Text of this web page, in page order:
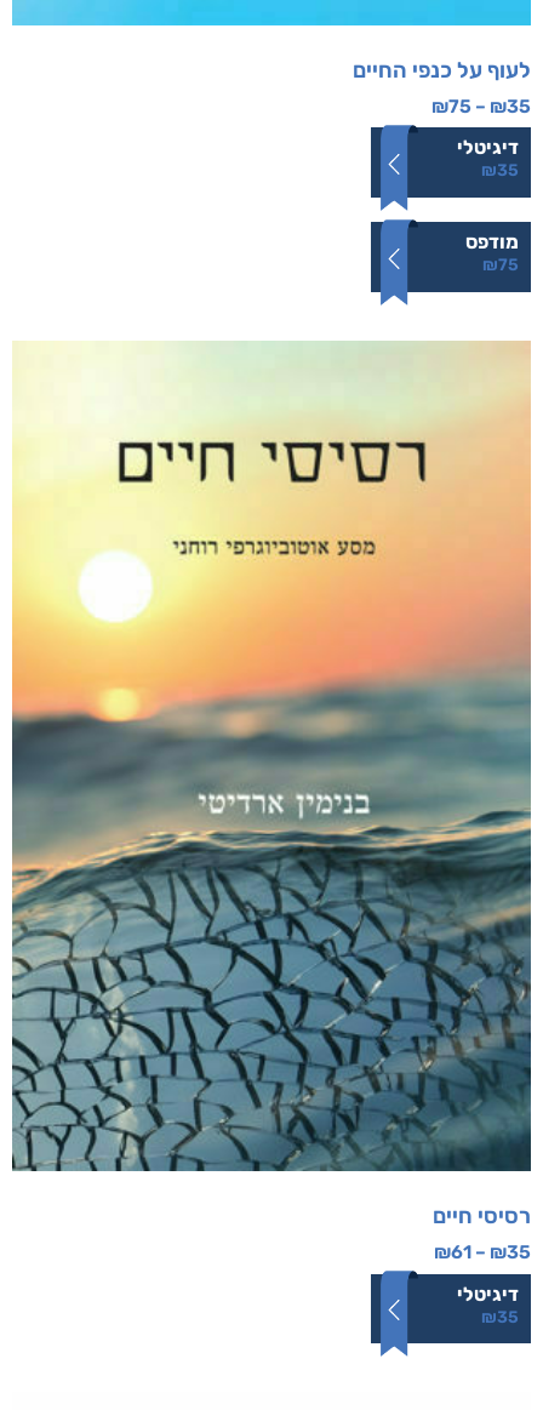
לעוף על כנפי החיים
₪35
–
₪75
דיגיטלי
₪35
מודפס
₪75
רסיסי חיים
₪35
–
₪61
דיגיטלי
₪35